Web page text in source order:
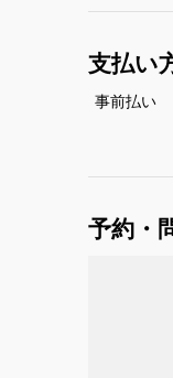
支払い
事前払い
予約・